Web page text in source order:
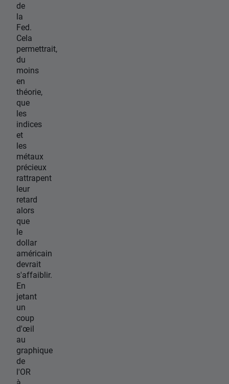
de
la
Fed.
Cela
permettrait,
du
moins
en
théorie,
que
les
indices
et
les
métaux
précieux
rattrapent
leur
retard
alors
que
le
dollar
américain
devrait
s'affaiblir.
En
jetant
un
coup
d'œil
au
graphique
de
l'OR